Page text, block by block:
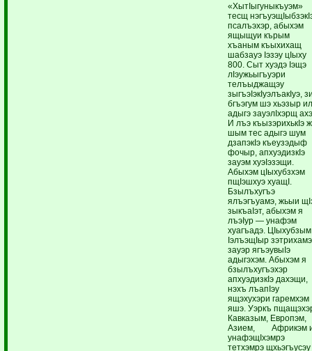
«ХытIыгуныкъуэм»
тесщ
псалъэхэр, абыхэм
ящыщуи кърым
хъаным къыхихащ
шабзауэ Iэзэу цIыху
800. Сыт хуэдэ Iэщэ
лIэужьыгъуэри
телъыджащэу
зыгъэIэкIуэлъакIуэ,
бгъэгум шэ хьэзыр
адыгэ зауэлIхэрщ
И лъэ къызэрихькIэ
шым тес адыгэ шум
дзапэкIэ къеузэдыф
фочыр, апхуэдизкIэ
зауэм хуэIэзэщи.
Абыхэм цIыхубзхэм
пщIэшхуэ хуащI.
Бзылъхугъэ
ялъэгъуамэ, жьыи
зыкъаIэт, абыхэм я
лъэIур — унафэм
хуагъадэ.
IэлъэщIыр
зауэр ягъэувыIэ
адыгэхэм. Абыхэм я
бзылъхугъэхэр
апхуэдизкIэ дахэщи,
нэхъ лъапIэу
ящэхухэри гаремхэм
яшэ. Уэркъ
Кавказым, Европэм,
Азием, Африкэм
унафэщIхэмрэ
тетхэмрэ щхьэгъусэу